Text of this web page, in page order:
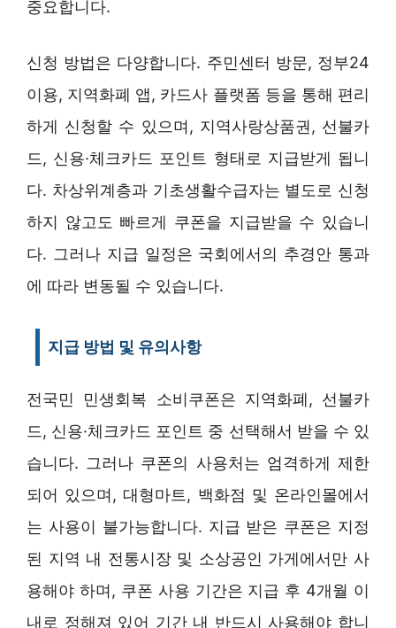
중요합니다.
신청 방법은 다양합니다. 주민센터 방문, 정부24
이용, 지역화폐 앱, 카드사 플랫폼 등을 통해 편리
하게 신청할 수 있으며, 지역사랑상품권, 선불카
드, 신용·체크카드 포인트 형태로 지급받게 됩니
다. 차상위계층과 기초생활수급자는 별도로 신청
하지 않고도 빠르게 쿠폰을 지급받을 수 있습니
다. 그러나 지급 일정은 국회에서의 추경안 통과
에 따라 변동될 수 있습니다.
지급 방법 및 유의사항
전국민 민생회복 소비쿠폰은 지역화폐, 선불카
드, 신용·체크카드 포인트 중 선택해서 받을 수 있
습니다. 그러나 쿠폰의 사용처는 엄격하게 제한
되어 있으며, 대형마트, 백화점 및 온라인몰에서
는 사용이 불가능합니다. 지급 받은 쿠폰은 지정
된 지역 내 전통시장 및 소상공인 가게에서만 사
용해야 하며, 쿠폰 사용 기간은 지급 후 4개월 이
내로 정해져 있어 기간 내 반드시 사용해야 합니